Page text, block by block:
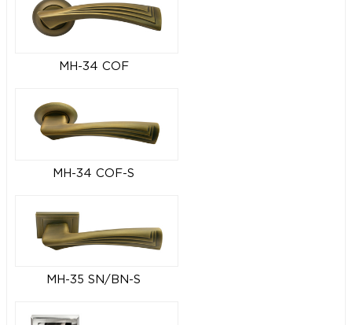
MH-34 COF
MH-34 COF-S
MH-35 SN/BN-S